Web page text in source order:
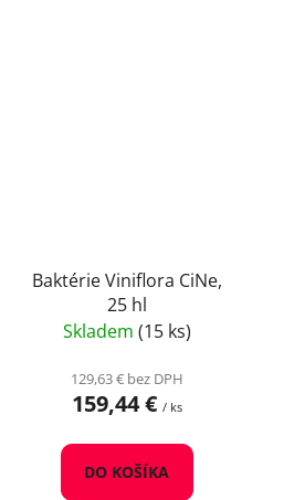
Baktérie Viniflora CiNe,
25 hl
Skladem (15 ks)
129,63 € bez DPH
159,44 € / ks
DO KOŠÍKA